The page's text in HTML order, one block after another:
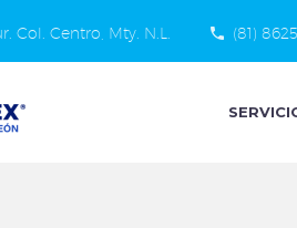
Col. Centro, Mty. N.L. (81)